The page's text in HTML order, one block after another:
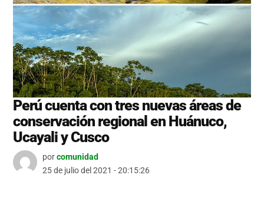
Perú cuenta con tres nuevas áreas de
conservación regional en Huánuco,
Ucayali y Cusco
porcomunidad
25 de julio del 2021 - 20:15:26